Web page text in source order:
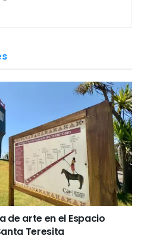
de arte en el Espacio
Teresita